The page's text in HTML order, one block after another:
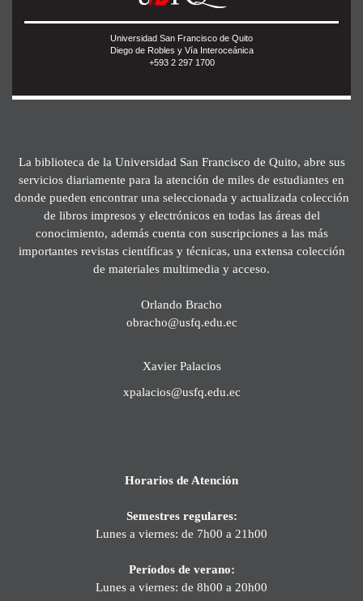
Universidad San Francisco de Quito
Diego de Robles y Vía Interoceánica
+593 2 297 1700
La biblioteca de la Universidad San Francisco de Quito, abre sus
servicios diariamente para la atención de miles de estudiantes en
donde pueden encontrar una seleccionada y actualizada colección
de libros impresos y electrónicos en todas las áreas del
conocimiento, además cuenta con suscripciones a las más
importantes revistas científicas y técnicas, una extensa colección
de materiales multimedia y acceso.
Orlando Bracho
obracho@usfq.edu.ec
Xavier Palacios
xpalacios@usfq.edu.ec
Horarios de Atención
Semestres regulares:
Lunes a viernes: de 7h00 a 21h00
Períodos de verano:
Lunes a viernes: de 8h00 a 20h00